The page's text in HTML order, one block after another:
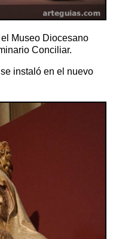
Museo Diocesano
Conciliar.
instaló en el nuevo